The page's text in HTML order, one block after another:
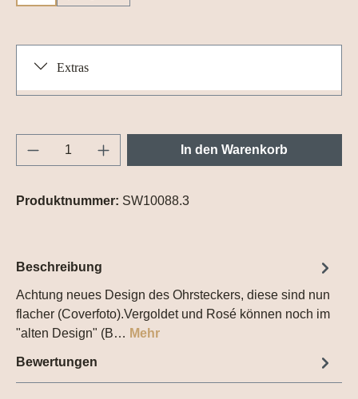
Extras
Produkt Anzahl: Gib den gewünschten
In den Warenkorb
Produktnummer: SW10088.3
Beschreibung
Achtung neues Design des Ohrsteckers, diese sind nun
flacher (Coverfoto).Vergoldet und Rosé können noch im
"alten Design" (B… Mehr
Bewertungen